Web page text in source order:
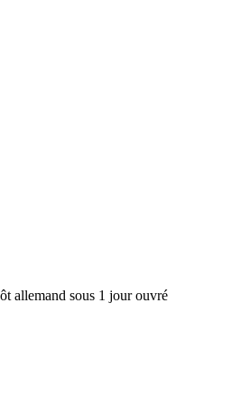
allemand sous 1 jour ouvré